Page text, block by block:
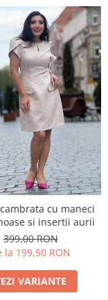
cu maneci
si insertii aurii
399,00 RON
la 199,50 RON
VARIANTE